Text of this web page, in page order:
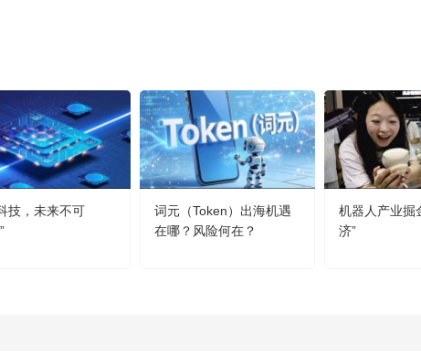
技，未来不可
词元（Token）出海机遇
在哪？风险何在？
机器人产业掘
济”